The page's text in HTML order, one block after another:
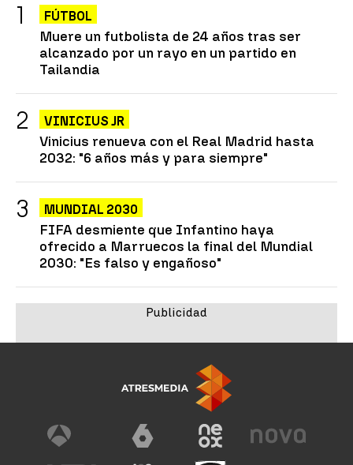
FÚTBOL
Muere un futbolista de 24 años tras ser
alcanzado por un rayo en un partido en
Tailandia
VINICIUS JR
Vinicius renueva con el Real Madrid hasta
2032: "6 años más y para siempre"
MUNDIAL 2030
FIFA desmiente que Infantino haya
ofrecido a Marruecos la final del Mundial
2030: "Es falso y engañoso"